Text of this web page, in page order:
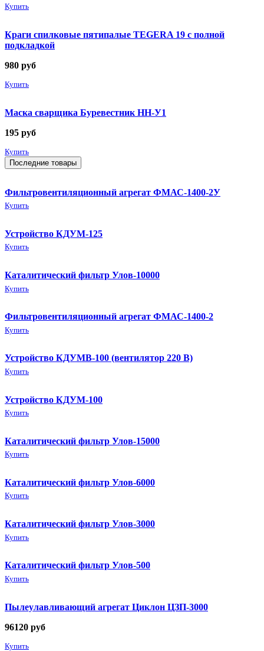
Купить
Краги спилковые пятипалые TEGERA 19 с полной
подкладкой
980 руб
Купить
Маска сварщика Буревестник НН-У1
195 руб
Купить
Последние товары
Фильтровентиляционный агрегат ФМАС-1400-2У
Купить
Устройство КДУМ-125
Купить
Каталитический фильтр Улов-10000
Купить
Фильтровентиляционный агрегат ФМАС-1400-2
Купить
Устройство КДУМВ-100 (вентилятор 220 В)
Купить
Устройство КДУМ-100
Купить
Каталитический фильтр Улов-15000
Купить
Каталитический фильтр Улов-6000
Купить
Каталитический фильтр Улов-3000
Купить
Каталитический фильтр Улов-500
Купить
Пылеулавливающий агрегат Циклон ЦЗП-3000
96120 руб
Купить